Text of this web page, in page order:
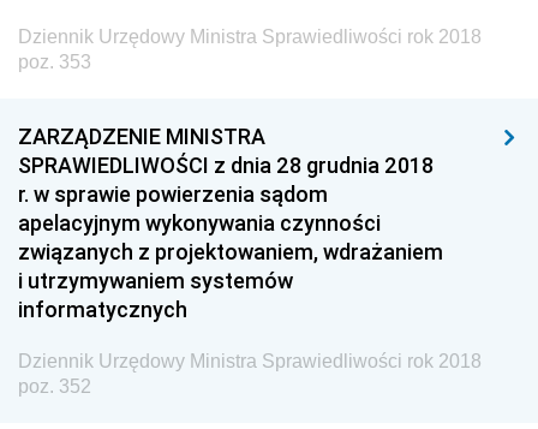
Dziennik Urzędowy Ministerstwa Komunikacji
Chemicznego i Lekkiego
Dziennik Urzędowy Ministerstwa Rolnictwa i
Gospodarki Żywnościowej
Dziennik Urzędowy Ministra Rodziny, Pracy i Polityki
Społecznej
Dziennik Urzędowy Ministra Cyfryzacji
Dziennik Urzędowy Ministra Rozwoju
Dziennik Urzędowy Ministra Infrastruktury i
Dziennik Urzędowy Ministra Sprawiedliwości rok 2018
poz. 353
ZARZĄDZENIE MINISTRA
SPRAWIEDLIWOŚCI z dnia 28 grudnia 2018
r. w sprawie powierzenia sądom
apelacyjnym wykonywania czynności
związanych z projektowaniem, wdrażaniem
i utrzymywaniem systemów
informatycznych
Dziennik Urzędowy Ministra Sprawiedliwości rok 2018
poz. 352